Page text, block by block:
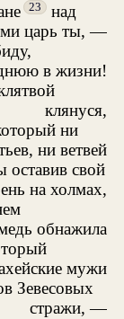
23 над
царь ты, —
в жизни!
клянуся,
ни
ни ветвей
оставив свой
на холмах,
обнажила
мужи
Зевесовых
стражи, —